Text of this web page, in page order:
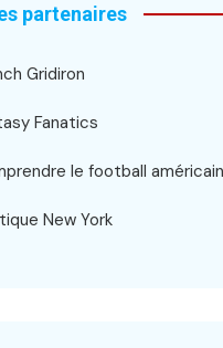
partenaires
Gridiron
Fanatics
le football américain
New York